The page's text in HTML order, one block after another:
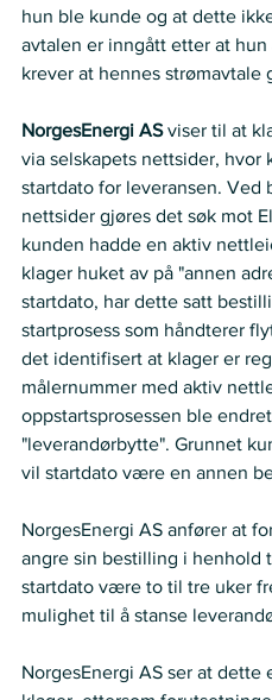
hun ble kunde og at dette
avtalen er inngått etter at
krever at hennes strømavtale
NorgesEnergi AS viser til at
via selskapets nettsider, hvor
startdato for leveransen. Ved
nettsider gjøres det søk mot
kunden hadde en aktiv
klager huket av på "annen
startdato, har dette satt
startprosess som håndterer
det identifisert at klager er
målernummer med aktiv
oppstartsprosessen ble
"leverandørbytte". Grunnet
vil startdato være en annen
NorgesEnergi AS anfører at
angre sin bestilling i henhold
startdato være to til tre uker
mulighet til å stanse
NorgesEnergi AS ser at